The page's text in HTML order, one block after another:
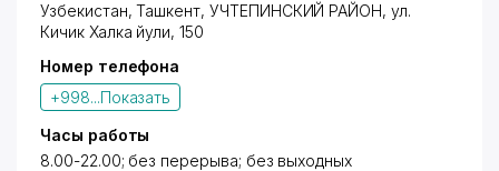
Узбекистан,Ташкент, УЧТЕПИНСКИЙ РАЙОН,ул.
Кичик Халка йули, 150
Номер телефона
+998...Показать
Часы работы
8.00-22.00; без перерыва; без выходных